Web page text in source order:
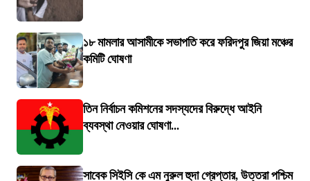
১৮ মামলার আসামীকে সভাপতি করে ফরিদপুর জিয়া মঞ্চের
কমিটি ঘোষণা
তিন নির্বাচন কমিশনের সদস্যদের বিরুদ্ধে আইনি
ব্যবস্থা নেওয়ার ঘোষণা...
সাবেক সিইসি কে এম নুরুল হুদা গ্রেপ্তার, উত্তরা পশ্চিম